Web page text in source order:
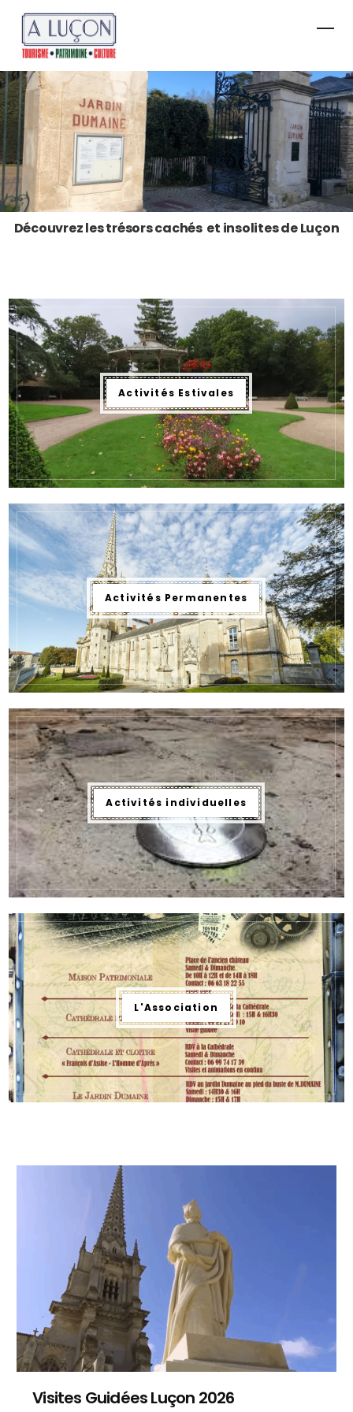
Découvrez les trésors cachés et insolites de Luçon
Activités Estivales
Activités Permanentes
Activités individuelles
L'Association
Visites Guidées Luçon 2026